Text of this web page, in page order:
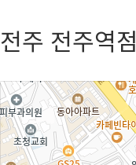
전주 전주역점